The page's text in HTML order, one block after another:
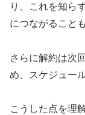
り、これを知ら
につながること
さらに解約は次
め、スケジュー
こうした点を理